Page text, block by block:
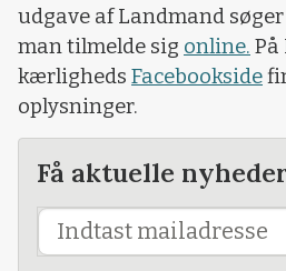
udgave af Landmand
man tilmelde sig online. På
kærligheds Facebookside
oplysninger.
Få aktuelle